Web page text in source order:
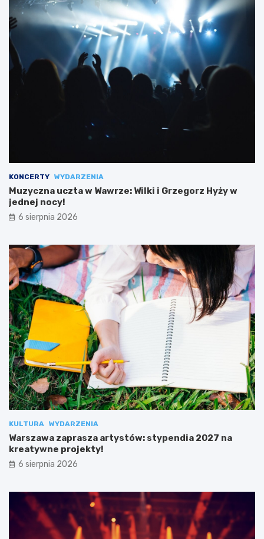
KONCERTY WYDARZENIA
Muzyczna uczta w Wawrze: Wilki i Grzegorz Hyży w
jednej nocy!
6 sierpnia 2026
KULTURA WYDARZENIA
Warszawa zaprasza artystów: stypendia 2027 na
kreatywne projekty!
6 sierpnia 2026